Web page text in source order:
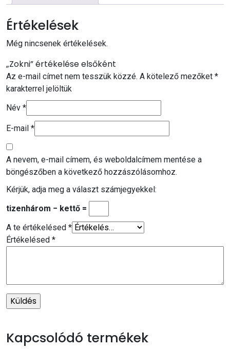
Értékelések
Még nincsenek értékelések.
„Zokni” értékelése elsőként
Az e-mail címet nem tesszük közzé. A kötelező mezőket *
karakterrel jelöltük
Név *
E-mail *
A nevem, e-mail címem, és weboldalcímem mentése a
böngészőben a következő hozzászólásomhoz.
Kérjük, adja meg a választ számjegyekkel:
tizenhárom − kettő =
A te értékelésed *
Értékelésed *
Kapcsolódó termékek